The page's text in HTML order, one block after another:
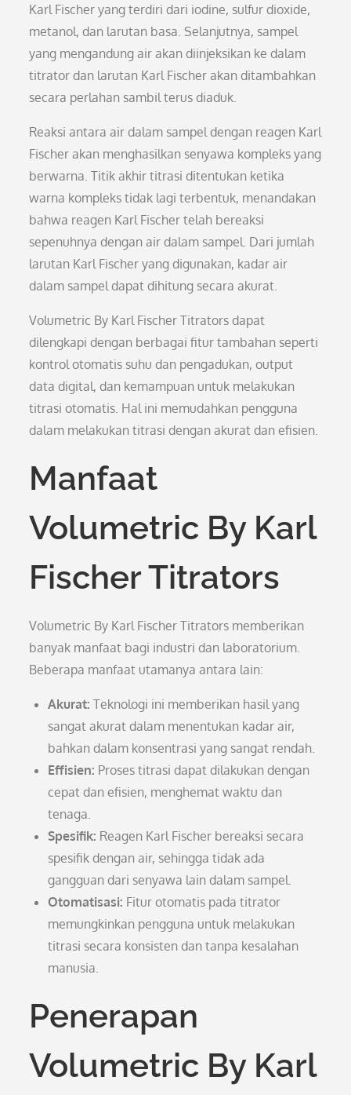
Karl Fischer yang terdiri dari iodine, sulfur dioxide,
metanol, dan larutan basa. Selanjutnya, sampel
yang mengandung air akan diinjeksikan ke dalam
titrator dan larutan Karl Fischer akan ditambahkan
secara perlahan sambil terus diaduk.
Reaksi antara air dalam sampel dengan reagen Karl
Fischer akan menghasilkan senyawa kompleks yang
berwarna. Titik akhir titrasi ditentukan ketika
warna kompleks tidak lagi terbentuk, menandakan
bahwa reagen Karl Fischer telah bereaksi
sepenuhnya dengan air dalam sampel. Dari jumlah
larutan Karl Fischer yang digunakan, kadar air
dalam sampel dapat dihitung secara akurat.
Volumetric By Karl Fischer Titrators dapat
dilengkapi dengan berbagai fitur tambahan seperti
kontrol otomatis suhu dan pengadukan, output
data digital, dan kemampuan untuk melakukan
titrasi otomatis. Hal ini memudahkan pengguna
dalam melakukan titrasi dengan akurat dan efisien.
Manfaat
Volumetric By Karl
Fischer Titrators
Volumetric By Karl Fischer Titrators memberikan
banyak manfaat bagi industri dan laboratorium.
Beberapa manfaat utamanya antara lain:
Akurat: Teknologi ini memberikan hasil yang
sangat akurat dalam menentukan kadar air,
bahkan dalam konsentrasi yang sangat rendah.
Effisien: Proses titrasi dapat dilakukan dengan
cepat dan efisien, menghemat waktu dan
tenaga.
Spesifik: Reagen Karl Fischer bereaksi secara
spesifik dengan air, sehingga tidak ada
gangguan dari senyawa lain dalam sampel.
Otomatisasi: Fitur otomatis pada titrator
memungkinkan pengguna untuk melakukan
titrasi secara konsisten dan tanpa kesalahan
manusia.
Penerapan
Volumetric By Karl